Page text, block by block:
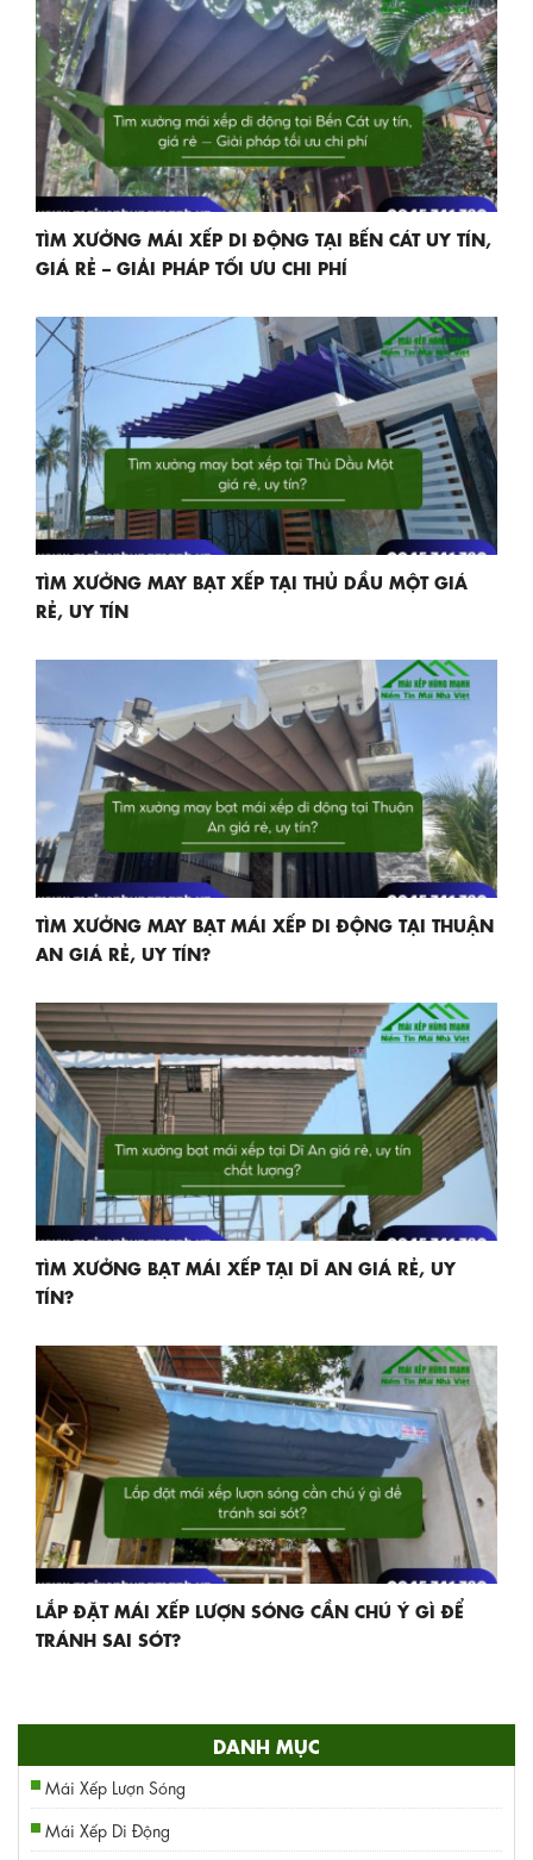
TÌM XƯỞNG MÁI XẾP DI ĐỘNG TẠI BẾN CÁT UY TÍN,
GIÁ RẺ – GIẢI PHÁP TỐI ƯU CHI PHÍ
TÌM XƯỞNG MAY BẠT XẾP TẠI THỦ DẦU MỘT GIÁ
RẺ, UY TÍN
TÌM XƯỞNG MAY BẠT MÁI XẾP DI ĐỘNG TẠI THUẬN
AN GIÁ RẺ, UY TÍN?
TÌM XƯỞNG BẠT MÁI XẾP TẠI DĨ AN GIÁ RẺ, UY
TÍN?
LẮP ĐẶT MÁI XẾP LƯỢN SÓNG CẦN CHÚ Ý GÌ ĐỂ
TRÁNH SAI SÓT?
DANH MỤC
Mái Xếp Lượn Sóng
Mái Xếp Di Động